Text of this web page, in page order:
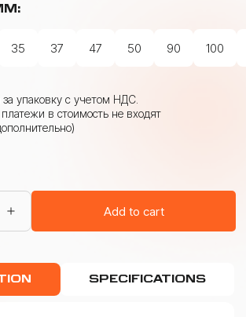
35 37 47 50 90 100
упаковку с учетом НДС.
в стоимость не входят
Add to cart
SPECIFICATIONS